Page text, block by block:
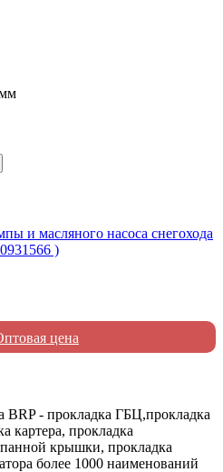
и масляного насоса снегохода
)
цена
BRP - прокладка ГБЦ,прокладка
картера, прокладка
крышки, прокладка
более 1000 наименований